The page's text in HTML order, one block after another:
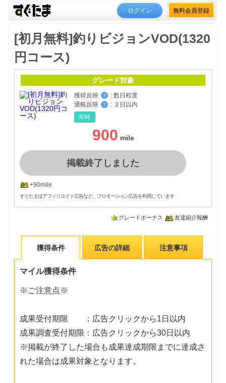
ログイン 無料会員登録
[初月無料]釣りビジョンVOD(1320
円コース)
グレード対象
獲得反映 ？ : 数日程度
通帳反映
？ : ３日以内
即時
900
掲載終了しました
+90mile
すぐたまはアフィリエイト広告など、プロモーション広告を利用しています
グレードボーナス 友達紹介報酬
獲得条件 広告の詳細 注意事項
マイル獲得条件
※ご注意点※
成果受付期限 ：広告クリックから1日以内
成果調査受付期限：広告クリックから30日以内
※掲載が終了した場合も成果達成期限までに達成さ
れた場合は成果対象となります。